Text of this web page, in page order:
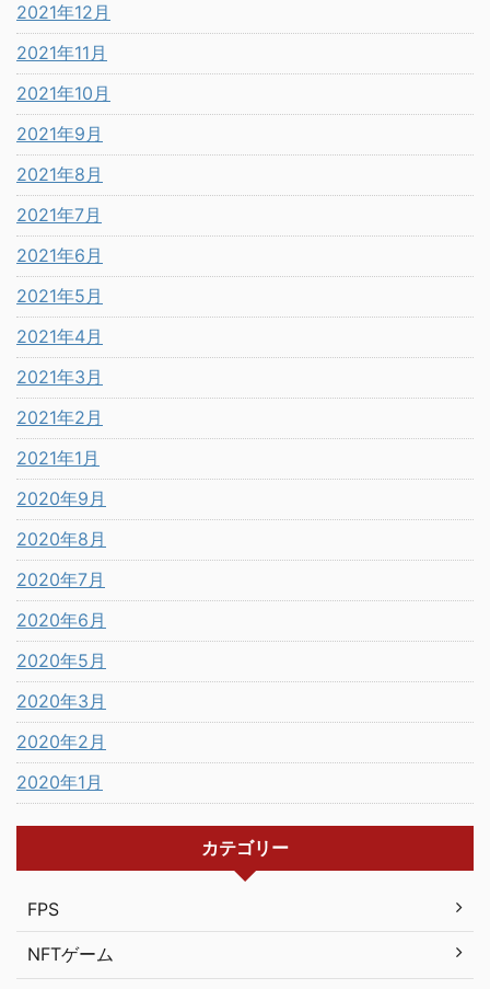
2021年12月
2021年11月
2021年10月
2021年9月
2021年8月
2021年7月
2021年6月
2021年5月
2021年4月
2021年3月
2021年2月
2021年1月
2020年9月
2020年8月
2020年7月
2020年6月
2020年5月
2020年3月
2020年2月
2020年1月
カテゴリー
FPS
NFTゲーム